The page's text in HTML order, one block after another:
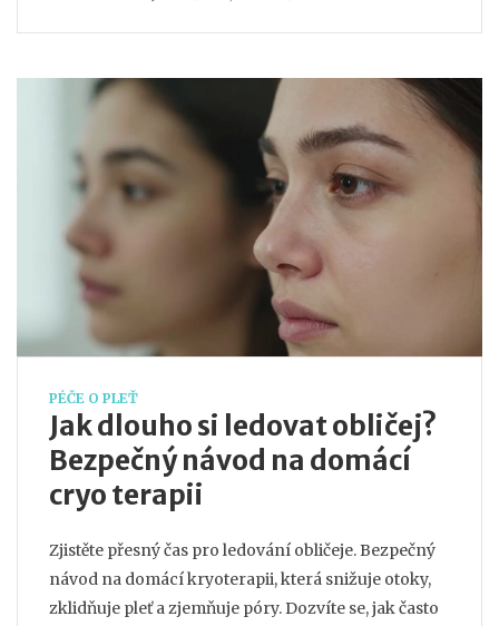
PÉČE O PLEŤ
Jak dlouho si ledovat obličej?
Bezpečný návod na domácí
cryo terapii
Zjistěte přesný čas pro ledování obličeje. Bezpečný
návod na domácí kryoterapii, která snižuje otoky,
zklidňuje pleť a zjemňuje póry. Dozvíte se, jak často